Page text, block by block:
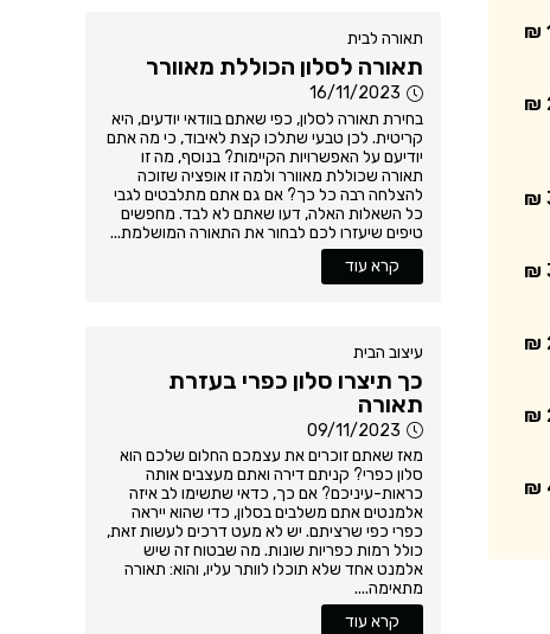
תאורה לבית
תאורה לסלון הכוללת מאוורר
16/11/2023
בחירת תאורה לסלון, כפי שאתם בוודאי יודעים, היא
קריטית. לכן טבעי שתלכו קצת לאיבוד, כי מה אתם
יודיעם על האפשרויות הקיימות? בנוסף, מה זו
תאורה שכוללת מאוורר ולמה זו אופציה שזוכה
להצלחה רבה כל כך? אם גם אתם מתלבטים לגבי
כל השאלות האלה, דעו שאתם לא לבד. מחפשים
טיפים שיעזרו לכם לבחור את התאורה המושלמת...
קרא עוד
עיצוב הבית
כך תיצרו סלון כפרי בעזרת
תאורה
09/11/2023
מאז שאתם זוכרים את עצמכם החלום שלכם הוא
סלון כפרי? קניתם דירה ואתם מעצבים אותה
כראות-עיניכם? אם כך, כדאי שתשימו לב איזה
אלמנטים אתם משלבים בסלון, כדי שהוא ייראה
כפרי כפי שרציתם. יש לא מעט דרכים לעשות זאת,
כולל רמות כפריות שונות. מה שבטוח זה שיש
אלמנט אחד שלא תוכלו לוותר עליו, והוא: תאורה
מתאימה....
קרא עוד